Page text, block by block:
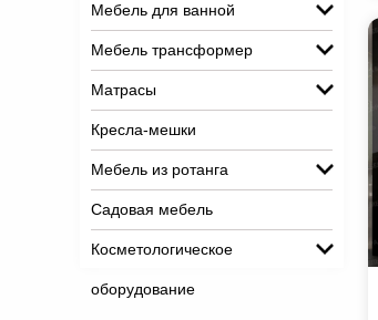
Мебель для ванной
Мебель трансформер
Матрасы
Кресла-мешки
Мебель из ротанга
Садовая мебель
Косметологическое
оборудование